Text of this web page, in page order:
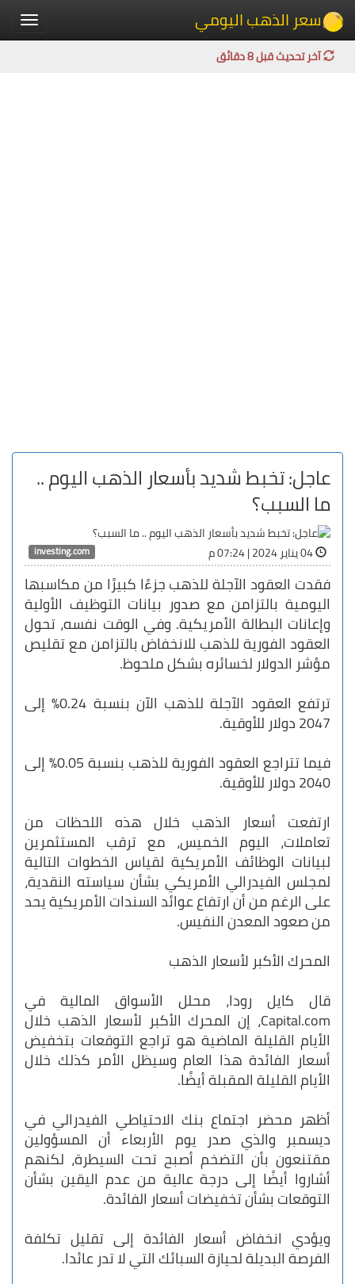
Toggle سعر الذهب اليومي
آخر تحديث قبل 8 دقائق
عاجل: تخبط شديد بأسعار الذهب اليوم ..
ما السبب؟
investing.com
فقدت العقود الآجلة للذهب جزءًا كبيرًا من مكاسبها
اليومية بالتزامن مع صدور بيانات التوظيف الأولية
وإعانات البطالة الأمريكية. وفي الوقت نفسه، تحول
العقود الفورية للذهب للانخفاض بالتزامن مع تقليص
مؤشر الدولار لخسائره بشكل ملحوظ.
ترتفع العقود الآجلة للذهب الآن بنسبة 0.24% إلى
2047 دولار للأوقية.
فيما تتراجع العقود الفورية للذهب بنسبة 0.05% إلى
2040 دولار للأوقية.
ارتفعت أسعار الذهب خلال هذه اللحظات من
تعاملات، اليوم الخميس، مع ترقب المستثمرين
لبيانات الوظائف الأمريكية لقياس الخطوات التالية
لمجلس الفيدرالي الأمريكي بشأن سياسته النقدية،
على الرغم من أن ارتفاع عوائد السندات الأمريكية يحد
من صعود المعدن النفيس.
المحرك الأكبر لأسعار الذهب
قال كايل رودا، محلل الأسواق المالية في
Capital.com، إن المحرك الأكبر لأسعار الذهب خلال
الأيام القليلة الماضية هو تراجع التوقعات بتخفيض
أسعار الفائدة هذا العام وسيظل الأمر كذلك خلال
الأيام القليلة المقبلة أيضًا.
أظهر محضر اجتماع بنك الاحتياطي الفيدرالي في
ديسمبر والذي صدر يوم الأربعاء أن المسؤولين
مقتنعون بأن التضخم أصبح تحت السيطرة، لكنهم
أشاروا أيضًا إلى درجة عالية من عدم اليقين بشأن
التوقعات بشأن تخفيضات أسعار الفائدة.
ويؤدي انخفاض أسعار الفائدة إلى تقليل تكلفة
الفرصة البديلة لحيازة السبائك التي لا تدر عائدا.